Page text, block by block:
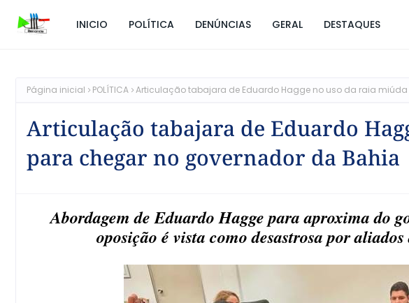
INICIO POLÍTICA DENÚNCIAS GERAL DESTAQUES
Página inicial POLÍTICA Articulação tabajara de Eduardo Hagge no uso da raia
Articulação tabajara de Eduardo
para chegar no governador da Bahia
Abordagem de Eduardo Hagge para aproxima do
oposição é vista como desastrosa por